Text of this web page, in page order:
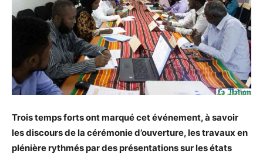
Trois temps forts ont marqué cet événement, à savoir
les discours de la cérémonie d’ouverture, les travaux en
plénière rythmés par des présentations sur les états